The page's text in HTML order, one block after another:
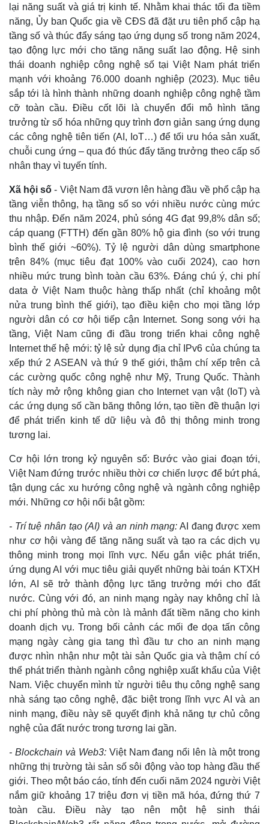
Kinh tế
Bất động sản
Khởi nghiệp
Thị trường
Tiêu dùng
Tỷ giá
Chứng khoán
Giá cà phê
lại năng suất và giá trị kinh tế. Nhằm khai thác tối đa tiềm
năng, Ủy ban Quốc gia về CĐS đã đặt ưu tiên phổ cập hạ
tầng số và thúc đẩy sáng tạo ứng dụng số trong năm 2024,
tạo động lực mới cho tăng năng suất lao động. Hệ sinh
thái doanh nghiệp công nghệ số tại Việt Nam phát triển
mạnh với khoảng 76.000 doanh nghiệp (2023). Mục tiêu
sắp tới là hình thành những doanh nghiệp công nghệ tầm
cỡ toàn cầu. Điều cốt lõi là chuyển đổi mô hình tăng
trưởng từ số hóa những quy trình đơn giản sang ứng dụng
các công nghệ tiên tiến (AI, IoT…) để tối ưu hóa sản xuất,
chuỗi cung ứng – qua đó thúc đẩy tăng trưởng theo cấp số
nhân thay vì tuyến tính.
Xã hội số - Việt Nam đã vươn lên hàng đầu về phổ cập hạ
tầng viễn thông, hạ tầng số so với nhiều nước cùng mức
thu nhập. Đến năm 2024, phủ sóng 4G đạt 99,8% dân số;
cáp quang (FTTH) đến gần 80% hộ gia đình (so với trung
bình thế giới ~60%). Tỷ lệ người dân dùng smartphone
trên 84% (mục tiêu đạt 100% vào cuối 2024), cao hơn
nhiều mức trung bình toàn cầu 63%. Đáng chú ý, chi phí
data ở Việt Nam thuộc hàng thấp nhất (chỉ khoảng một
nửa trung bình thế giới), tạo điều kiện cho mọi tầng lớp
người dân có cơ hội tiếp cận Internet. Song song với hạ
tầng, Việt Nam cũng đi đầu trong triển khai công nghệ
Internet thế hệ mới: tỷ lệ sử dụng địa chỉ IPv6 của chúng ta
xếp thứ 2 ASEAN và thứ 9 thế giới, thậm chí xếp trên cả
các cường quốc công nghệ như Mỹ, Trung Quốc. Thành
tích này mở rộng không gian cho Internet vạn vật (IoT) và
các ứng dụng số cần băng thông lớn, tạo tiền đề thuận lợi
để phát triển kinh tế dữ liệu và đô thị thông minh trong
tương lai.
Cơ hội lớn trong kỷ nguyên số: Bước vào giai đoạn tới,
Việt Nam đứng trước nhiều thời cơ chiến lược để bứt phá,
tận dụng các xu hướng công nghệ và ngành công nghiệp
mới. Những cơ hội nổi bật gồm:
- Trí tuệ nhân tạo (AI) và an ninh mạng: AI đang được xem
như cơ hội vàng để tăng năng suất và tạo ra các dịch vụ
thông minh trong mọi lĩnh vực. Nếu gắn việc phát triển,
ứng dụng AI với mục tiêu giải quyết những bài toán KTXH
lớn, AI sẽ trở thành động lực tăng trưởng mới cho đất
nước. Cùng với đó, an ninh mạng ngày nay không chỉ là
chi phí phòng thủ mà còn là mảnh đất tiềm năng cho kinh
doanh dịch vụ. Trong bối cảnh các mối đe dọa tấn công
mạng ngày càng gia tang thì đầu tư cho an ninh mạng
được nhìn nhận như một tài sản Quốc gia và thậm chí có
thể phát triển thành ngành công nghiệp xuất khẩu của Việt
Nam. Việc chuyển mình từ người tiêu thụ công nghệ sang
nhà sáng tạo công nghệ, đặc biệt trong lĩnh vực AI và an
ninh mạng, điều này sẽ quyết định khả năng tự chủ công
nghệ của đất nước trong tương lai gần.
- Blockchain và Web3:Việt Nam đang nổi lên là một trong
những thị trường tài sản số sôi động vào top hàng đầu thế
giới. Theo một báo cáo, tính đến cuối năm 2024 người Việt
nắm giữ khoảng 17 triệu đơn vị tiền mã hóa, đứng thứ 7
toàn cầu. Điều này tạo nên một hệ sinh thái